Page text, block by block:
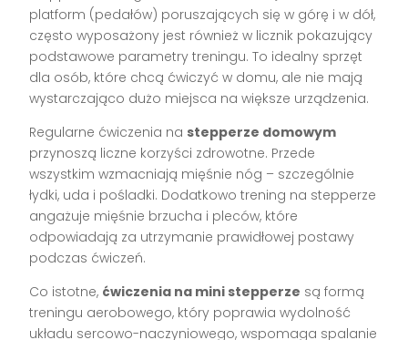
platform (pedałów) poruszających się w górę i w dół,
często wyposażony jest również w licznik pokazujący
podstawowe parametry treningu. To idealny sprzęt
dla osób, które chcą ćwiczyć w domu, ale nie mają
wystarczająco dużo miejsca na większe urządzenia.
Regularne ćwiczenia na stepperze domowym
przynoszą liczne korzyści zdrowotne. Przede
wszystkim wzmacniają mięśnie nóg – szczególnie
łydki, uda i pośladki. Dodatkowo trening na stepperze
angażuje mięśnie brzucha i pleców, które
odpowiadają za utrzymanie prawidłowej postawy
podczas ćwiczeń.
Co istotne, ćwiczenia na mini stepperze są formą
treningu aerobowego, który poprawia wydolność
układu sercowo-naczyniowego, wspomaga spalanie